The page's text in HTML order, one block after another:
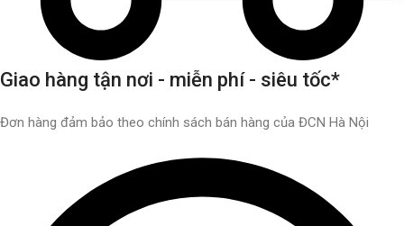
Giao hàng tận nơi - miễn phí - siêu tốc*
Đơn hàng đảm bảo theo chính sách bán hàng của ĐCN Hà Nội